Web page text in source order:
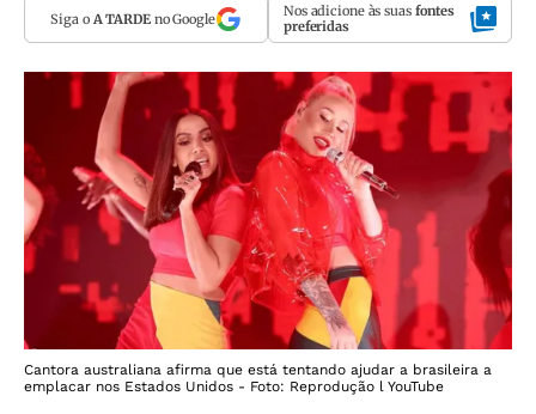
Siga o A TARDEno Google Nos adicione às suas fontes
preferidas
Cantora australiana afirma que está tentando ajudar a brasileira a
emplacar nos Estados Unidos - Foto: Reprodução l YouTube